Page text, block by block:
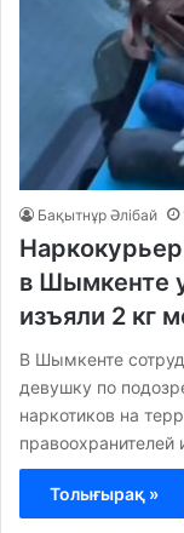
Бақытнұр Әлібай
в Шымкенте
изъяли 2 кг
В Шымкенте
девушку по
наркотиков на
Толығырақ »